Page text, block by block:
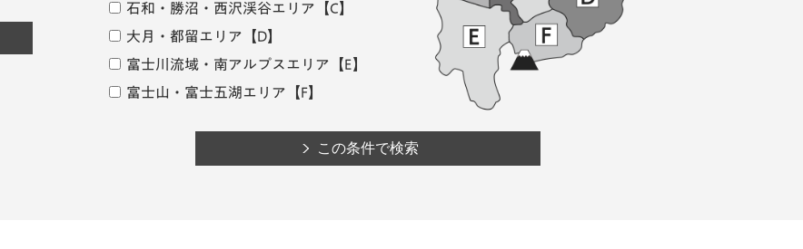
石和・勝沼・西沢渓谷エリア 【C】
大月・都留エリア 【D】
富士川流域・南アルプスエリア 【E】
富士山・富士五湖エリア 【F】